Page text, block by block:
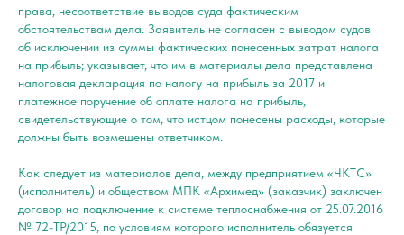
права, несоответствие выводов суда фактическим
обстоятельствам дела. Заявитель не согласен с выводом судов
об исключении из суммы фактических понесенных затрат налога
на прибыль; указывает, что им в материалы дела представлена
налоговая декларация по налогу на прибыль за 2017 и
платежное поручение об оплате налога на прибыль,
свидетельствующие о том, что истцом понесены расходы, которые
должны быть возмещены ответчиком.
Как следует из материалов дела, между предприятием «ЧКТС»
(исполнитель) и обществом МПК «Архимед» (заказчик) заключен
договор на подключение к системе теплоснабжения от 25.07.2016
№ 72-ТР/2015, по условиям которого исполнитель обязуется